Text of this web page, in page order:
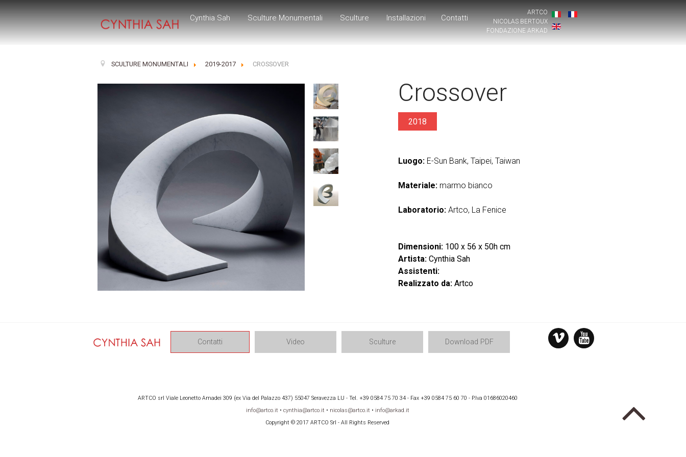
Cynthia Sah Sculture Monumentali Sculture Installazioni Contatti
ARTCO
NICOLAS BERTOUX
FONDAZIONE ARKAD
SCULTURE MONUMENTALI 2019-2017 CROSSOVER
Crossover
2018
Luogo:E-Sun Bank, Taipei, Taiwan
Materiale:marmo bianco
Laboratorio:Artco, La Fenice
Dimensioni:100 x 56 x 50h cm
Artista:Cynthia Sah
Assistenti:
Realizzato da:Artco
Contatti Video Sculture Download PDF
ARTCO srl Viale Leonetto Amadei 309 (ex Via del Palazzo 437) 55047 Seravezza LU - Tel. +39 0584 75 70 34 - Fax +39 0584 75 60 70 - P.Iva 01686020460
info@artco.it • cynthia@artco.it • nicolas@artco.it • info@arkad.it
Copyright © 2017 ARTCO Srl - All Rights Reserved